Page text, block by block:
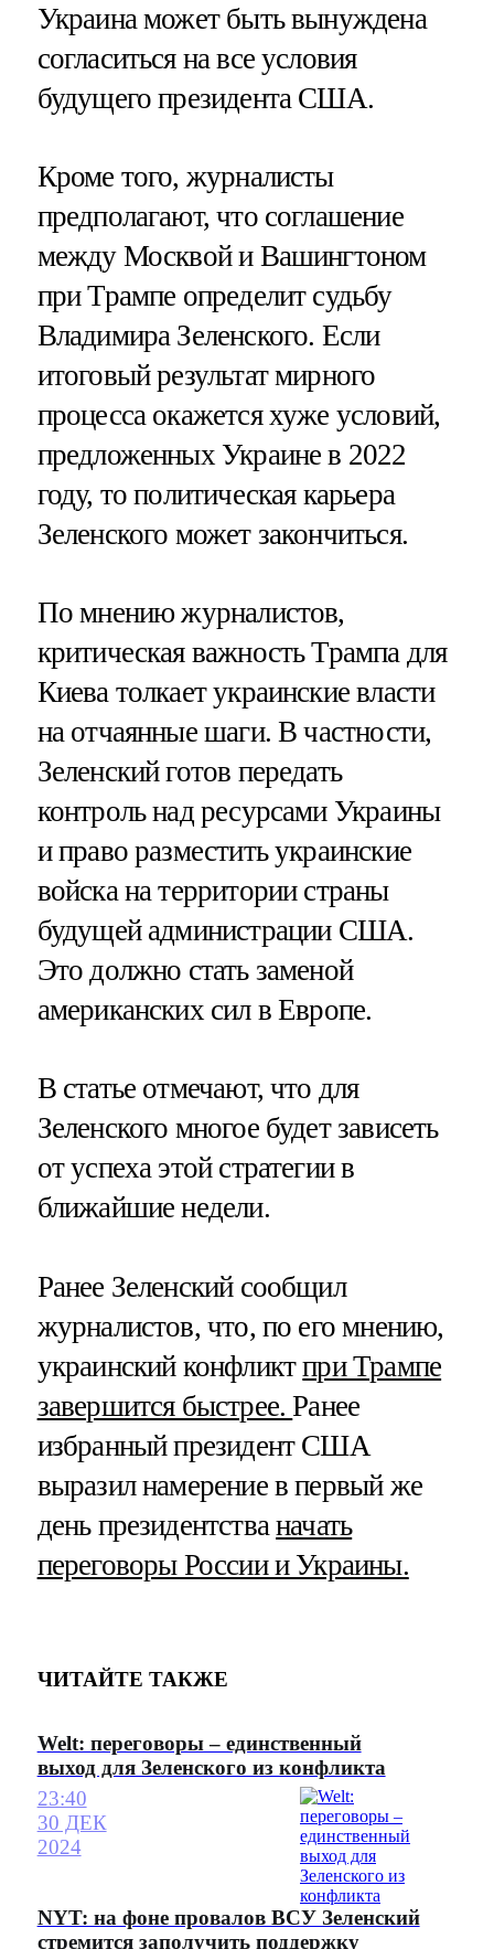
Украина может быть вынуждена
согласиться на все условия
будущего президента США.
Кроме того, журналисты
предполагают, что соглашение
между Москвой и Вашингтоном
при Трампе определит судьбу
Владимира Зеленского. Если
итоговый результат мирного
процесса окажется хуже условий,
предложенных Украине в 2022
году, то политическая карьера
Зеленского может закончиться.
По мнению журналистов,
критическая важность Трампа для
Киева толкает украинские власти
на отчаянные шаги. В частности,
Зеленский готов передать
контроль над ресурсами Украины
и право разместить украинские
войска на территории страны
будущей администрации США.
Это должно стать заменой
американских сил в Европе.
В статье отмечают, что для
Зеленского многое будет зависеть
от успеха этой стратегии в
ближайшие недели.
Ранее Зеленский сообщил
журналистов, что, по его мнению,
украинский конфликтпри Трампе
завершится быстрее.Ранее
избранный президент США
выразил намерение в первый же
день президентстваначать
переговоры России и Украины.
ЧИТАЙТЕ ТАКЖЕ
Welt: переговоры – единственный
выход для Зеленского из конфликта
23:40
30 ДЕК
2024
NYT: на фоне провалов ВСУ Зеленский
стремится заполучить поддержку